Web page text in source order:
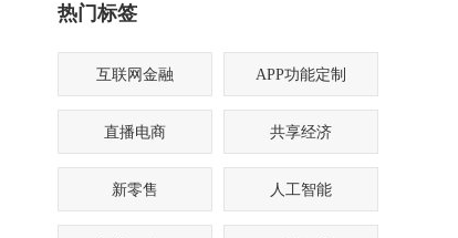
司时，常常陷入“选择
热门标签
互联网金融 APP功能定制
直播电商 共享经济
新零售 人工智能